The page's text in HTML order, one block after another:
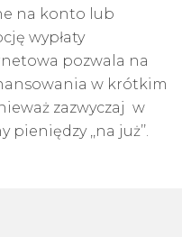
na konto lub
wypłaty
pozwala na
w krótkim
zazwyczaj w
,,na już’’.